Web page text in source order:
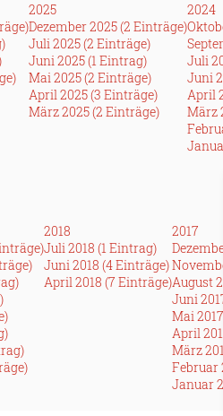
2025
Dezember 2025 (2 Einträge)
Juli 2025 (2 Einträge)
Juni 2025 (1 Eintrag)
Mai 2025 (2 Einträge)
April 2025 (3 Einträge)
März 2025 (2 Einträge)
2024
Juli
Juni
April
März
2018
Juli 2018 (1 Eintrag)
Juni 2018 (4 Einträge)
April 2018 (7 Einträge)
2017
August
Juni
Mai
April
März
Februar
Januar